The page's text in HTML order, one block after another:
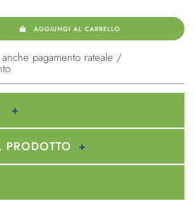
AGGIUNGI AL CARRELLO
pagamento rateale /
PRODOTTO